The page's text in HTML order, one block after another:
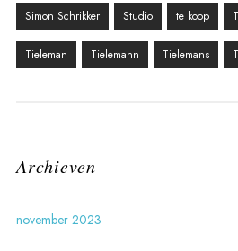
Simon Schrikker Studio te koop
Tieleman Tielemann Tielemans
Archieven
november 2023